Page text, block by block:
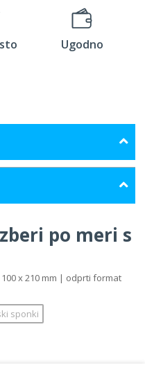
Ugodno
po meri s
x 210 mm | odprti format
sponki